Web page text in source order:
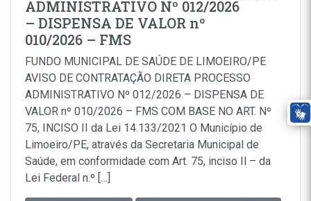
ADMINISTRATIVO Nº 012/2026
– DISPENSA DE VALOR nº
010/2026 – FMS
FUNDO MUNICIPAL DE SAÚDE DE LIMOEIRO/PE
AVISO DE CONTRATAÇÃO DIRETA PROCESSO
ADMINISTRATIVO Nº 012/2026 – DISPENSA DE
VALOR nº 010/2026 – FMS COM BASE NO ART. Nº
75, INCISO II da Lei 14.133/2021 O Município de
Limoeiro/PE, através da Secretaria Municipal de
Saúde, em conformidade com Art. 75, inciso Il – da
Lei Federal n.º […]